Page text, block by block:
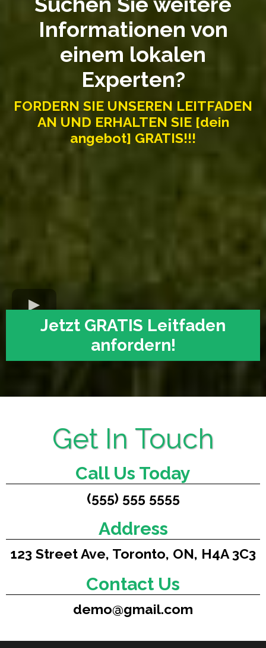
Informationen von
einem lokalen
Experten?
FORDERN SIE UNSEREN LEITFADEN
AN UND ERHALTEN SIE [dein
angebot] GRATIS!!!
Jetzt GRATIS Leitfaden
anfordern!
Get In Touch
Call Us Today
(555) 555 5555
Address
123 Street Ave, Toronto, ON, H4A 3C3
Contact Us
demo@gmail.com